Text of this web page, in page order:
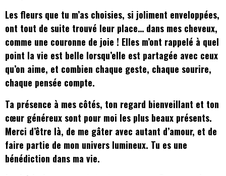
Les fleurs que tu m’as choisies, si joliment enveloppées,
ont tout de suite trouvé leur place… dans mes cheveux,
comme une couronne de joie ! Elles m’ont rappelé à quel
point la vie est belle lorsqu’elle est partagée avec ceux
qu’on aime, et combien chaque geste, chaque sourire,
chaque pensée compte.
Ta présence à mes côtés, ton regard bienveillant et ton
cœur généreux sont pour moi les plus beaux présents.
Merci d’être là, de me gâter avec autant d’amour, et de
faire partie de mon univers lumineux. Tu es une
bénédiction dans ma vie.